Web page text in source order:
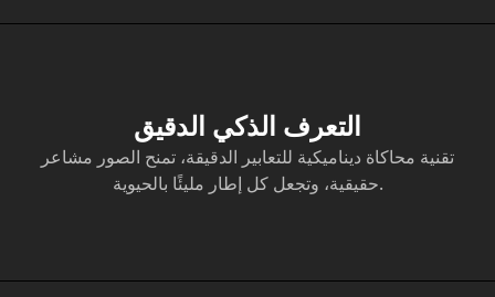
التعرف الذكي الدقيق
تقنية محاكاة ديناميكية للتعابير الدقيقة، تمنح الصور مشاعر
حقيقية، وتجعل كل إطار مليئًا بالحيوية.